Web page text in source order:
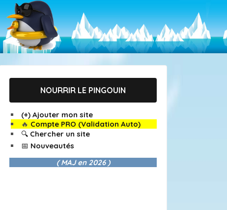
NOURRIR LE PINGOUIN
(+) Ajouter mon site
🔥 Compte PRO (Validation Auto)
🔍 Chercher un site
📅 Nouveautés
( MAJ en 2026 )